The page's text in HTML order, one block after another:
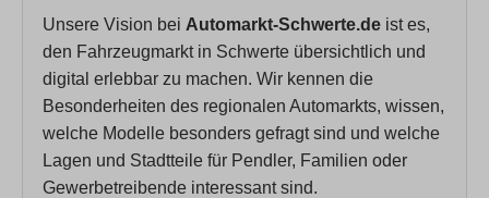
Unsere Vision bei Automarkt-Schwerte.de ist es,
den Fahrzeugmarkt in Schwerte übersichtlich und
digital erlebbar zu machen. Wir kennen die
Besonderheiten des regionalen Automarkts, wissen,
welche Modelle besonders gefragt sind und welche
Lagen und Stadtteile für Pendler, Familien oder
Gewerbetreibende interessant sind.